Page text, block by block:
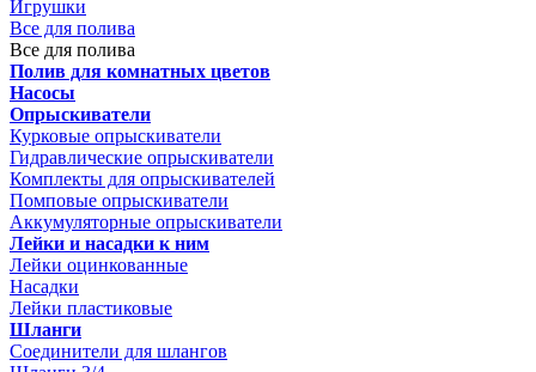
Игрушки
Все для полива
Все для полива
Полив для комнатных цветов
Насосы
Опрыскиватели
Курковые опрыскиватели
Гидравлические опрыскиватели
Комплекты для опрыскивателей
Помповые опрыскиватели
Аккумуляторные опрыскиватели
Лейки и насадки к ним
Лейки оцинкованные
Насадки
Лейки пластиковые
Шланги
Соединители для шлангов